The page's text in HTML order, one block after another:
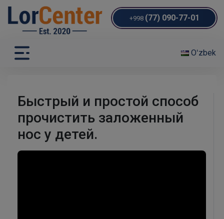
+998 (77) 090-77-01
Oʻzbek
Быстрый и простой способ
прочистить заложенный
нос у детей.